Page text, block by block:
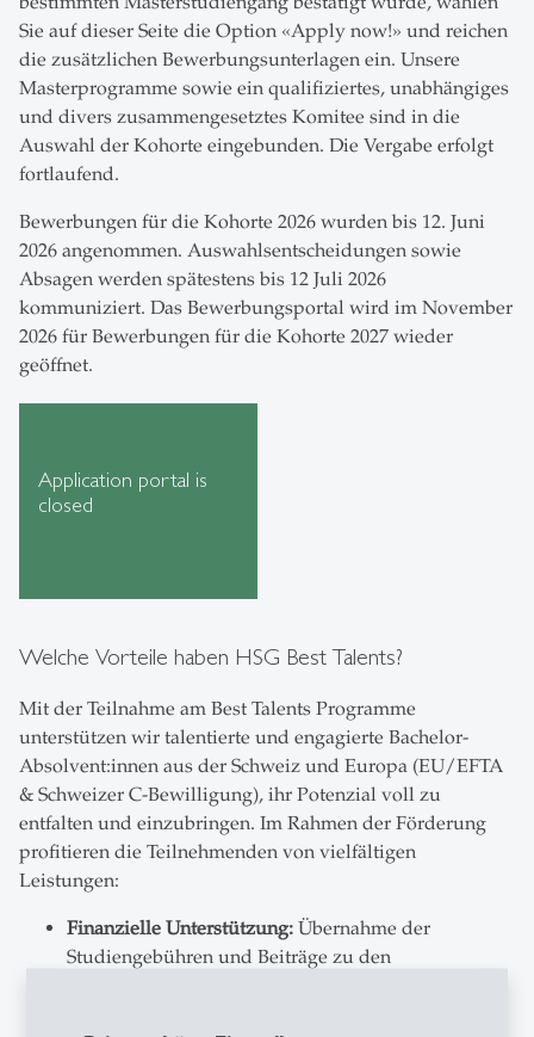
Sie auf dieser Seite die Option «Apply now!» und reichen
die zusätzlichen Bewerbungsunterlagen ein. Unsere
Masterprogramme sowie ein qualifiziertes, unabhängiges
und divers zusammengesetztes Komitee sind in die
Auswahl der Kohorte eingebunden. Die Vergabe erfolgt
fortlaufend.
Bewerbungen für die Kohorte 2026 wurden bis 12. Juni
2026 angenommen. Auswahlsentscheidungen sowie
Absagen werden spätestens bis 12 Juli 2026
kommuniziert. Das Bewerbungsportal wird im November
2026 für Bewerbungen für die Kohorte 2027 wieder
geöffnet.
Application portal is
closed
Welche Vorteile haben HSG Best Talents?
Mit der Teilnahme am Best Talents Programme
unterstützen wir talentierte und engagierte Bachelor-
Absolvent:innen aus der Schweiz und Europa (EU/EFTA
& Schweizer C-Bewilligung), ihr Potenzial voll zu
entfalten und einzubringen. Im Rahmen der Förderung
profitieren die Teilnehmenden von vielfältigen
Leistungen:
Finanzielle Unterstützung: Übernahme der
Studiengebühren und Beiträge zu den